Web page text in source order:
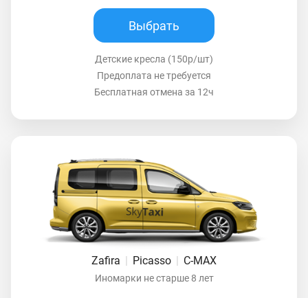
Выбрать
Детские кресла (150р/шт)
Предоплата не требуется
Бесплатная отмена за 12ч
Zafira | Picasso | C-MAX
Иномарки не старше 8 лет